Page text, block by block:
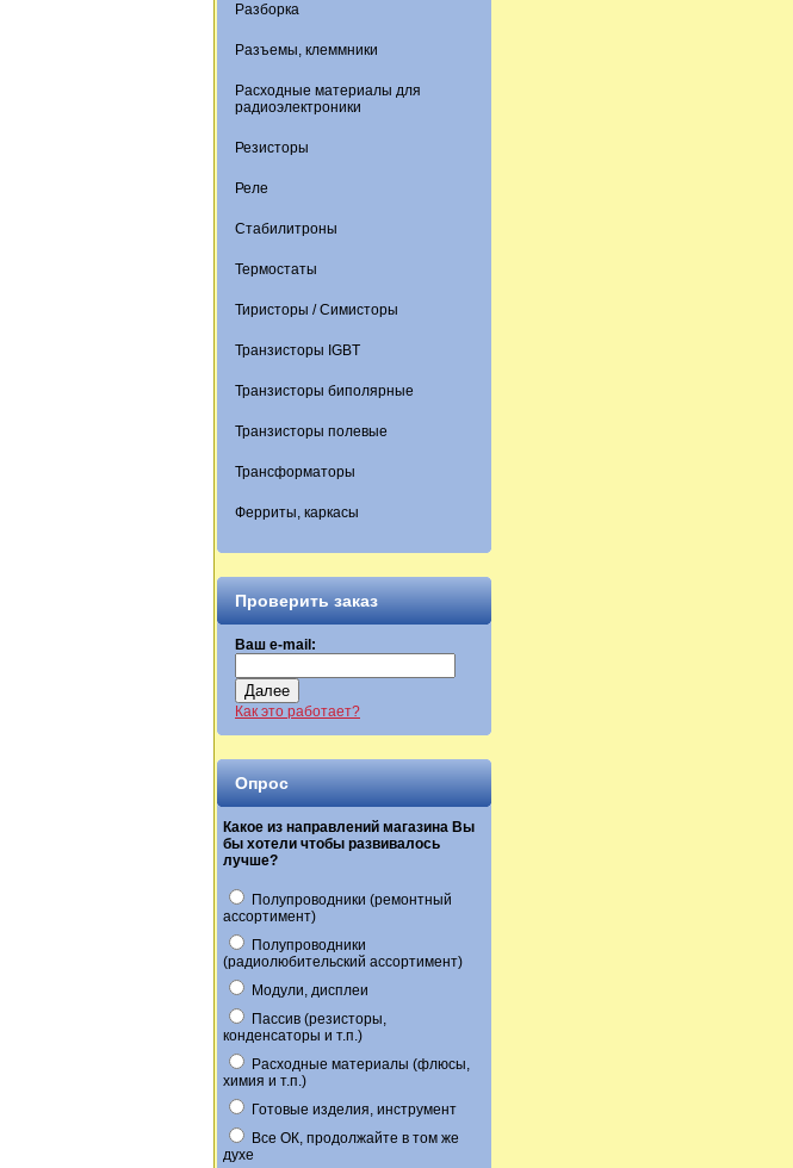
Разборка
Разъемы, клеммники
Расходные материалы для
радиоэлектроники
Резисторы
Реле
Стабилитроны
Термостаты
Тиристоры / Симисторы
Транзисторы IGBT
Транзисторы биполярные
Транзисторы полевые
Трансформаторы
Ферриты, каркасы
Проверить заказ
Ваш e-mail:
Далее
Как это работает?
Опрос
Какое из направлений магазина Вы
бы хотели чтобы развивалось
лучше?
Полупроводники (ремонтный
ассортимент)
Полупроводники
(радиолюбительский ассортимент)
Модули, дисплеи
Пассив (резисторы,
конденсаторы и т.п.)
Расходные материалы (флюсы,
химия и т.п.)
Готовые изделия, инструмент
Все ОК, продолжайте в том же
духе